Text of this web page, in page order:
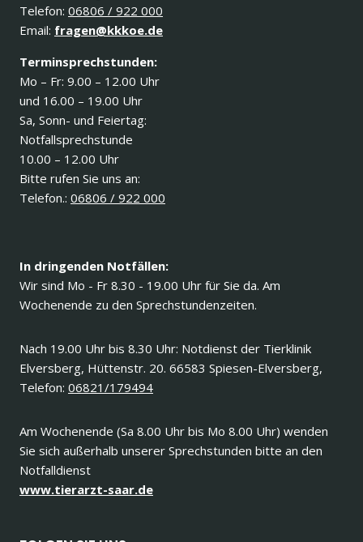
Telefon: 06806 / 922 000
Email: fragen@kkkoe.de
Terminsprechstunden:
Mo – Fr: 9.00 – 12.00 Uhr
und 16.00 – 19.00 Uhr
Sa, Sonn- und Feiertag:
Notfallsprechstunde
10.00 – 12.00 Uhr
Bitte rufen Sie uns an:
Telefon.: 06806 / 922 000
In dringenden Notfällen:
Wir sind Mo - Fr 8.30 - 19.00 Uhr für Sie da. Am
Wochenende zu den Sprechstundenzeiten.
Nach 19.00 Uhr bis 8.30 Uhr: Notdienst der Tierklinik
Elversberg, Hüttenstr. 20. 66583 Spiesen-Elversberg,
Telefon: 06821/179494
Am Wochenende (Sa 8.00 Uhr bis Mo 8.00 Uhr) wenden
Sie sich außerhalb unserer Sprechstunden bitte an den
Notfalldienst
www.tierarzt-saar.de